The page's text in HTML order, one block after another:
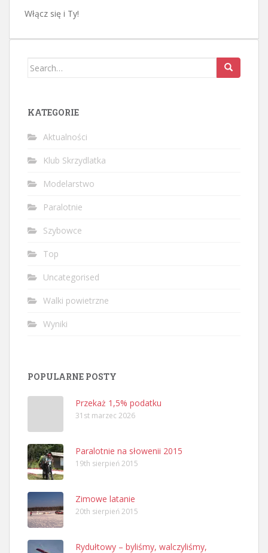
Włącz się i Ty!
Search
KATEGORIE
Aktualności
Klub Skrzydlatka
Modelarstwo
Paralotnie
Szybowce
Top
Uncategorised
Walki powietrzne
Wyniki
POPULARNE POSTY
Przekaż 1,5% podatku
31st marzec 2026
Paralotnie na słowenii 2015
19th sierpień 2015
Zimowe latanie
20th sierpień 2015
Rydułtowy – byliśmy, walczyliśmy,